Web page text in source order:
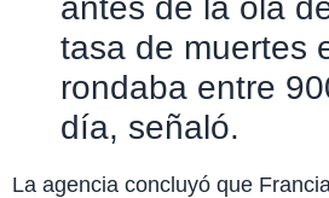
antes de la ola
tasa de muertes
rondaba entre
día, señaló.
La agencia concluyó que